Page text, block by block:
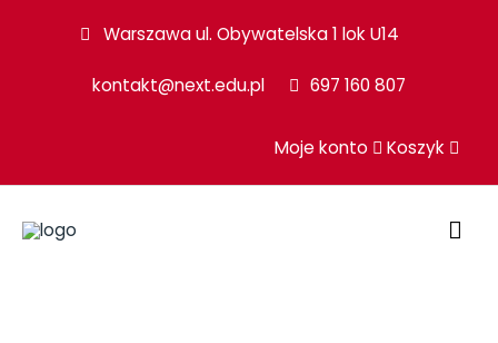
Warszawa ul. Obywatelska 1 lok U14
kontakt@next.edu.pl 697 160 807
Moje konto Koszyk